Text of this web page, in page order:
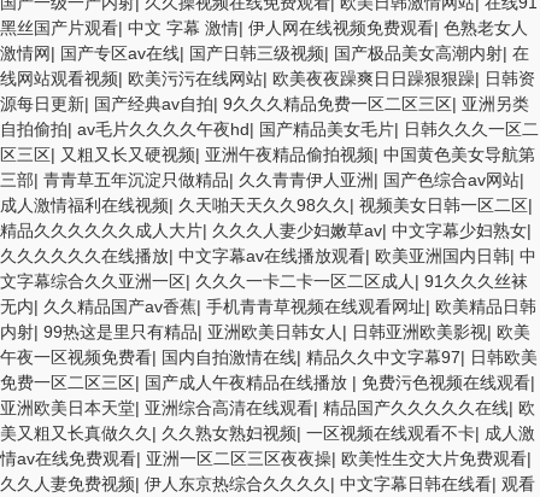
黑丝国产片观看| 中文 字幕 激情| 伊人网在线视频免费观看| 色熟老女人
激情网| 国产专区av在线| 国产日韩三级视频| 国产极品美女高潮内射| 在
线网站观看视频| 欧美污污在线网站| 欧美夜夜躁爽日日躁狠狠躁| 日韩资
源每日更新| 国产经典av自拍| 9久久久精品免费一区二区三区| 亚洲另类
自拍偷拍| av毛片久久久久午夜hd| 国产精品美女毛片| 日韩久久久一区二
区三区| 又粗又长又硬视频| 亚洲午夜精品偷拍视频| 中国黄色美女导航第
三部| 青青草五年沉淀只做精品| 久久青青伊人亚洲| 国产色综合av网站|
成人激情福利在线视频| 久天啪天天久久98久久 | 视频美女日韩一区二区|
精品久久久久久久成人大片| 久久久人妻少妇嫩草av| 中文字幕少妇熟女|
久久久久久久在线播放| 中文字幕av在线播放观看| 欧美亚洲国内日韩| 中
文字幕综合久久亚洲一区| 久久久一卡二卡一区二区成人 | 91久久久丝袜
无内| 久久精品国产av香蕉| 手机青青草视频在线观看网址| 欧美精品日韩
内射| 99热这是里只有精品| 亚洲欧美日韩女人 | 日韩亚洲欧美影视| 欧美
午夜一区视频免费看| 国内自拍激情在线| 精品久久中文字幕97| 日韩欧美
免费一区二区三区| 国产成人午夜精品在线播放 | 免费污色视频在线观看|
亚洲欧美日本天堂| 亚洲综合高清在线观看| 精品国产久久久久久在线| 欧
美又粗又长真做久久 | 久久熟女熟妇视频| 一区视频在线观看不卡| 成人激
情av在线免费观看| 亚洲一区二区三区夜夜操| 欧美性生交大片免费观看|
久久人妻免费视频| 伊人东京热综合久久久久 | 中文字幕日韩在线看| 观看